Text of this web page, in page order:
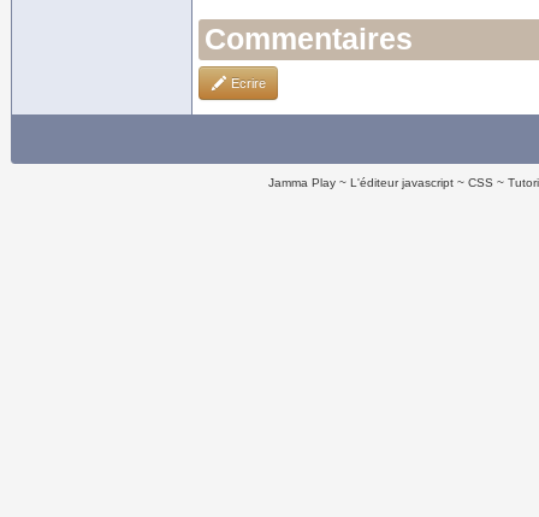
Commentaires
Ecrire
Jamma Play L'éditeur javascript CSS